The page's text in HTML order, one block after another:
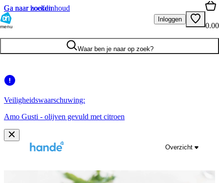
Ga naar hoofdinhoud
Ga naar zoeken
menu
Inloggen
0.00
Waar ben je naar op zoek?
Veiligheidswaarschuwing:
Amo Gusti - olijven gevuld met citroen
Overzicht